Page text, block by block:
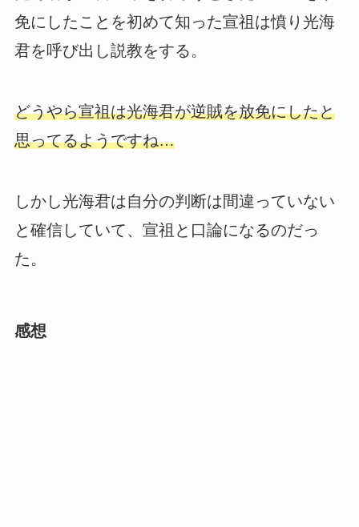
免にしたことを初めて知った宣祖は憤り光海
君を呼び出し説教をする。
どうやら宣祖は光海君が逆賊を放免にしたと
思ってるようですね…
しかし光海君は自分の判断は間違っていない
と確信していて、宣祖と口論になるのだっ
た。
感想